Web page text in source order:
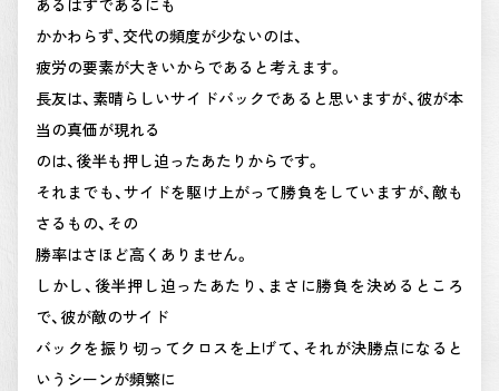
あるはずであるにも
かかわらず、交代の頻度が少ないのは、
疲労の要素が大きいからであると考えます。
長友は、素晴らしいサイドバックであると思いますが、彼が本
当の真価が現れる
のは、後半も押し迫ったあたりからです。
それまでも、サイドを駆け上がって勝負をしていますが、敵も
さるもの、その
勝率はさほど高くありません。
しかし、後半押し迫ったあたり、まさに勝負を決めるところ
で、彼が敵のサイド
バックを振り切ってクロスを上げて、それが決勝点になると
いうシーンが頻繁に